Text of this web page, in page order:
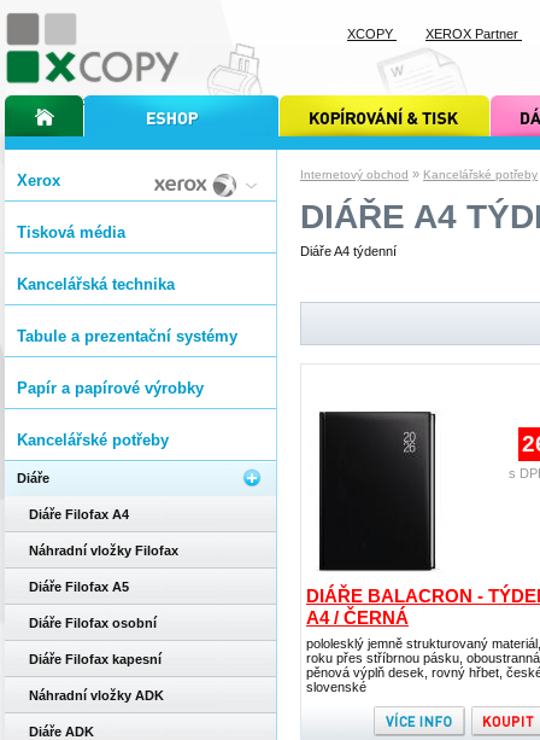
Internetový obchod » Kancelářské potřeby
DIÁŘE A4
Diáře A4 týdenní
DIÁŘE BALACRON -
A4 / ČERNÁ
pololesklý jemně strukturovaný
roku přes stříbrnou pásku, oboustranná
pěnová výplň desek, rovný hřbet,
slovenské
s
Xerox
Tisková média
Kancelářská technika
Tabule a prezentační systémy
Papír a papírové výrobky
Kancelářské potřeby
Diáře
Diáře Filofax A4
Náhradní vložky Filofax
Diáře Filofax A5
Diáře Filofax osobní
Diáře Filofax kapesní
Náhradní vložky ADK
Diáře ADK
úvodní stránka xcopyinternetový obchod xcopy kopírování a tisk xcopy dárkové
XCOPY XEROX Partner